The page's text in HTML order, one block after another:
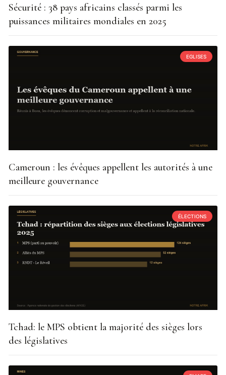
Sécurité : 38 pays africains classés parmi les
puissances militaires mondiales en 2025
EGLISES
Cameroun : les évêques appellent les autorités à une
meilleure gouvernance
ÉLECTIONS
Tchad: le MPS obtient la majorité des sièges lors
des législatives